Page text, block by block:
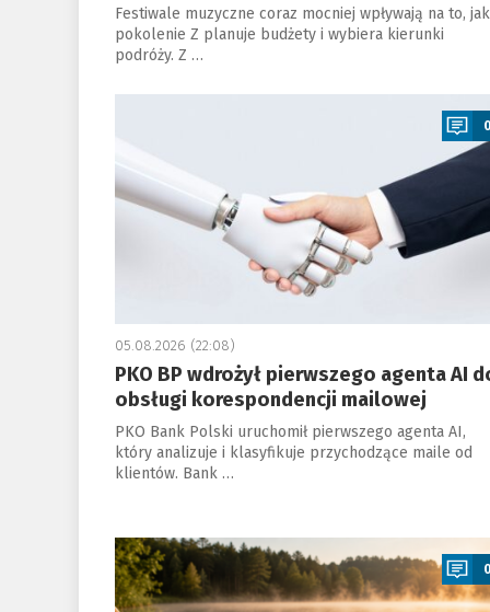
Festiwale muzyczne coraz mocniej wpływają na to, jak
pokolenie Z planuje budżety i wybiera kierunki
podróży. Z …
a
0
05.08.2026 (22:08)
PKO BP wdrożył pierwszego agenta AI
obsługi korespondencji mailowej
PKO Bank Polski uruchomił pierwszego agenta AI,
który analizuje i klasyfikuje przychodzące maile od
klientów. Bank …
a
0